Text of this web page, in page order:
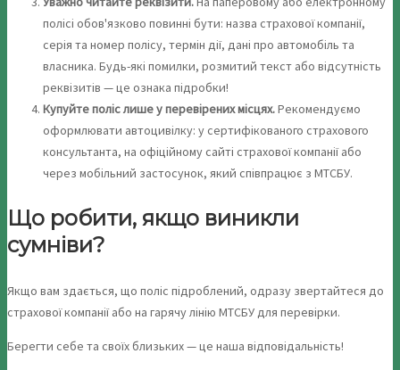
полісі обов'язково повинні бути: назва страхової компанії,
серія та номер полісу, термін дії, дані про автомобіль та
власника. Будь-які помилки, розмитий текст або відсутність
реквізитів — це ознака підробки!
Купуйте поліс лише у перевірених місцях.Рекомендуємо
оформлювати автоцивілку: у сертифікованого страхового
консультанта, на офіційному сайті страхової компанії або
через мобільний застосунок, який співпрацює з МТСБУ.
Що робити, якщо виникли
сумніви?
Якщо вам здається, що поліс підроблений, одразу звертайтеся до
страхової компанії або на гарячу лінію МТСБУ для перевірки.
Берегти себе та своїх близьких — це наша відповідальність!